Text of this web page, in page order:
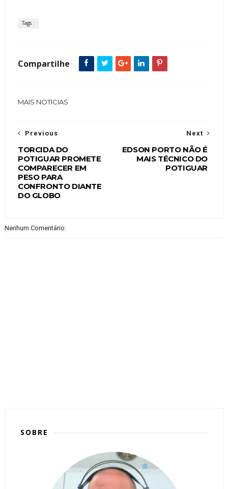
Tags :
Compartilhe
MAIS NOTÍCIAS
Next
EDSON PORTO NÃO É
MAIS TÉCNICO DO
POTIGUAR
Previous
TORCIDA DO
POTIGUAR PROMETE
COMPARECER EM
PESO PARA
CONFRONTO DIANTE
DO GLOBO
Nenhum Comentário:
SOBRE